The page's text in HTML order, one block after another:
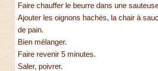
Faire chauffer le beurre dans une
Ajouter les oignons hachés, la chair à
de pain.
Bien mélanger.
Faire revenir 5 minutes.
Saler, poivrer.